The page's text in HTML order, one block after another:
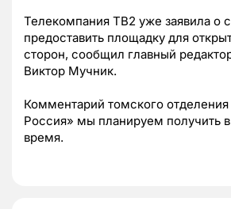
Телекомпания ТВ2 уже заявила о
предоставить площадку для
сторон, сообщил главный
Виктор Мучник.
Комментарий томского
Россия» мы планируем получить
время.